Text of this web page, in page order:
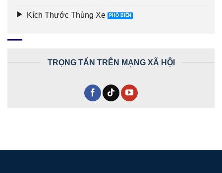
Kích Thước Thùng Xe
TRỌNG TẤN TRÊN MẠNG XÃ HỘI